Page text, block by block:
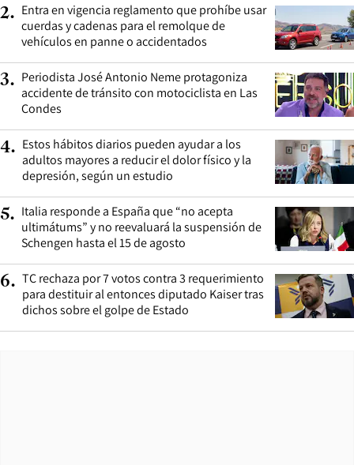
2. Entra en vigencia reglamento que prohíbe usar
cuerdas y cadenas para el remolque de
vehículos en panne o accidentados
3. Periodista José Antonio Neme protagoniza
accidente de tránsito con motociclista en Las
Condes
4. Estos hábitos diarios pueden ayudar a los
adultos mayores a reducir el dolor físico y la
depresión, según un estudio
5. Italia responde a España que “no acepta
ultimátums” y no reevaluará la suspensión de
Schengen hasta el 15 de agosto
6. TC rechaza por 7 votos contra 3 requerimiento
para destituir al entonces diputado Kaiser tras
dichos sobre el golpe de Estado